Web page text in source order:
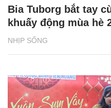
NHỊP SỐNG
Bia Tuborg bắt tay
khuấy động mùa hè